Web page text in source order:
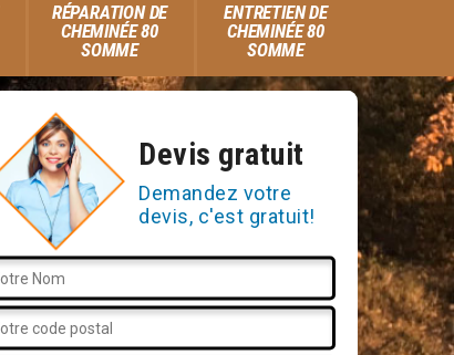
RÉPARATION DE
CHEMINÉE 80
SOMME
ENTRETIEN DE
CHEMINÉE 80
SOMME
Devis gratuit
Demandez votre
devis, c'est gratuit!